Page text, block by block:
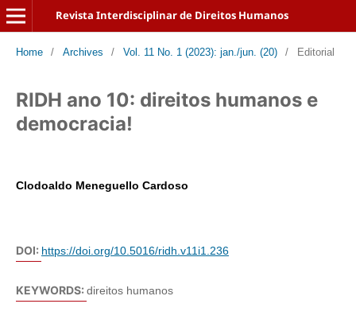
Revista Interdisciplinar de Direitos Humanos
Home / Archives / Vol. 11 No. 1 (2023): jan./jun. (20) / Editorial
RIDH ano 10: direitos humanos e
democracia!
Clodoaldo Meneguello Cardoso
DOI: https://doi.org/10.5016/ridh.v11i1.236
KEYWORDS: direitos humanos